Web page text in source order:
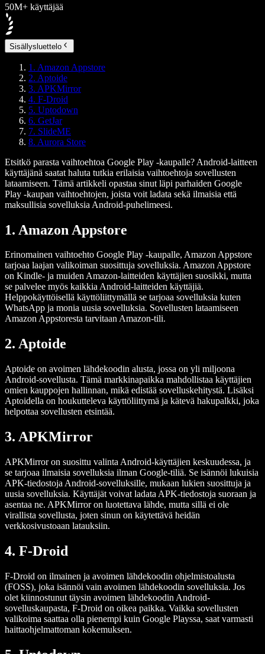
50M+ käyttäjää
Sisällysluettelo
1. Amazon Appstore
2. Aptoide
3. APKMirror
4. F-Droid
5. Uptodown
6. GetJar
7. SlideME
8. Aurora Store
Etsitkö parasta vaihtoehtoa Google Play -kaupalle? Android-laitteen
käyttäjänä saatat haluta tutkia erilaisia vaihtoehtoja sovellusten
lataamiseen. Tämä artikkeli opastaa sinut läpi parhaiden Google
Play -kaupan vaihtoehtojen, joista voit ladata sekä ilmaisia että
maksullisia sovelluksia Android-puhelimeesi.
1. Amazon Appstore
Erinomainen vaihtoehto Google Play -kaupalle, Amazon Appstore
tarjoaa laajan valikoiman suosittuja sovelluksia. Amazon Appstore
on Kindle- ja muiden Amazon-laitteiden käyttäjien suosikki, mutta
se palvelee myös kaikkia Android-laitteiden käyttäjiä.
Helppokäyttöisellä käyttöliittymällä se tarjoaa sovelluksia kuten
WhatsApp ja monia uusia sovelluksia. Sovellusten lataamiseen
Amazon Appstoresta tarvitaan Amazon-tili.
2. Aptoide
Aptoide on avoimen lähdekoodin alusta, jossa on yli miljoona
Android-sovellusta. Tämä markkinapaikka mahdollistaa käyttäjien
omien kauppojen hallinnan, mikä edistää sovelluskehitystä. Lisäksi
Aptoidella on houkutteleva käyttöliittymä ja kätevä hakupalkki, joka
helpottaa sovellusten etsintää.
3. APKMirror
APKMirror on suosittu valinta Android-käyttäjien keskuudessa, ja
se tarjoaa ilmaisia sovelluksia ilman Google-tiliä. Se isännöi lukuisia
APK-tiedostoja Android-sovelluksille, mukaan lukien suosittuja ja
uusia sovelluksia. Käyttäjät voivat ladata APK-tiedostoja suoraan ja
asentaa ne. APKMirror on luotettava lähde, mutta sillä ei ole
virallista sovellusta, joten sinun on käytettävä heidän
verkkosivustoaan latauksiin.
4. F-Droid
F-Droid on ilmainen ja avoimen lähdekoodin ohjelmistoalusta
(FOSS), joka isännöi vain avoimen lähdekoodin sovelluksia. Jos
olet kiinnostunut täysin avoimen lähdekoodin Android-
sovelluskaupasta, F-Droid on oikea paikka. Vaikka sovellusten
valikoima saattaa olla pienempi kuin Google Playssa, saat varmasti
haittaohjelmattoman kokemuksen.